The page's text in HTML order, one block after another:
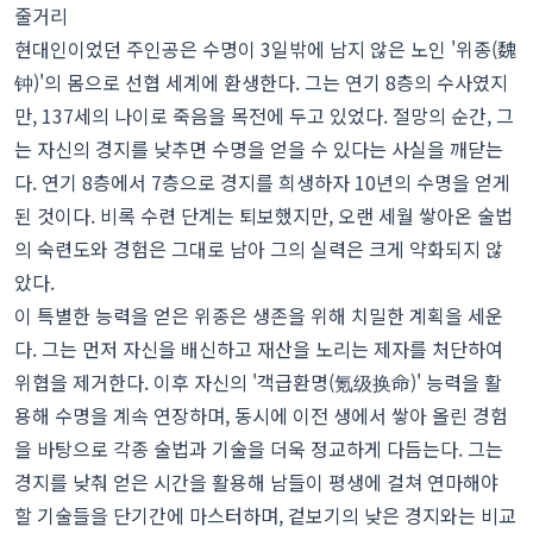
줄거리
현대인이었던 주인공은 수명이 3일밖에 남지 않은 노인 '위종(魏
钟)'의 몸으로 선협 세계에 환생한다. 그는 연기 8층의 수사였지
만, 137세의 나이로 죽음을 목전에 두고 있었다. 절망의 순간, 그
는 자신의 경지를 낮추면 수명을 얻을 수 있다는 사실을 깨닫는
다. 연기 8층에서 7층으로 경지를 희생하자 10년의 수명을 얻게
된 것이다. 비록 수련 단계는 퇴보했지만, 오랜 세월 쌓아온 술법
의 숙련도와 경험은 그대로 남아 그의 실력은 크게 약화되지 않
았다.
이 특별한 능력을 얻은 위종은 생존을 위해 치밀한 계획을 세운
다. 그는 먼저 자신을 배신하고 재산을 노리는 제자를 처단하여
위협을 제거한다. 이후 자신의 '객급환명(氪级换命)' 능력을 활
용해 수명을 계속 연장하며, 동시에 이전 생에서 쌓아 올린 경험
을 바탕으로 각종 술법과 기술을 더욱 정교하게 다듬는다. 그는
경지를 낮춰 얻은 시간을 활용해 남들이 평생에 걸쳐 연마해야
할 기술들을 단기간에 마스터하며, 겉보기의 낮은 경지와는 비교